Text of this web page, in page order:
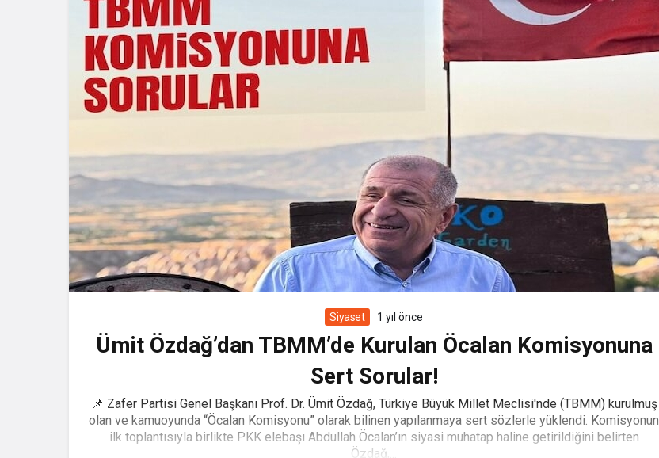
Siyaset 1 yıl önce
Ümit Özdağ’dan TBMM’de Kurulan Öcalan Komisyonuna
Sert Sorular!
📌 Zafer Partisi Genel Başkanı Prof. Dr. Ümit Özdağ, Türkiye Büyük Millet Meclisi'nde (TBMM) kurulmuş
olan ve kamuoyunda “Öcalan Komisyonu” olarak bilinen yapılanmaya sert sözlerle yüklendi. Komisyonun
ilk toplantısıyla birlikte PKK elebaşı Abdullah Öcalan’ın siyasi muhatap haline getirildiğini belirten
Özdağ,...